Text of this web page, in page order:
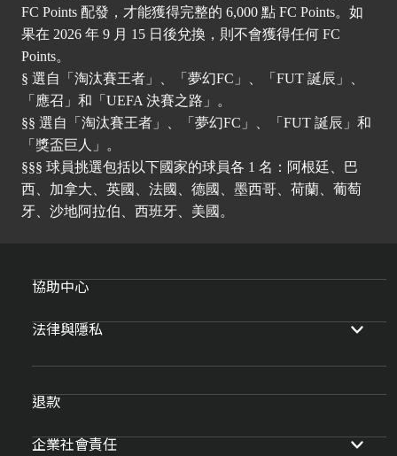
FC Points 配發，才能獲得完整的 6,000 點 FC Points。如
果在 2026 年 9 月 15 日後兌換，則不會獲得任何 FC
Points。
§ 選自「淘汰賽王者」、「夢幻FC」、「FUT 誕辰」、
「應召」和「UEFA 決賽之路」。
§§ 選自「淘汰賽王者」、「夢幻FC」、「FUT 誕辰」和
「獎盃巨人」。
§§§ 球員挑選包括以下國家的球員各 1 名：阿根廷、巴
西、加拿大、英國、法國、德國、墨西哥、荷蘭、葡萄
牙、沙地阿拉伯、西班牙、美國。
協助中心
法律與隱私
退款
企業社會責任